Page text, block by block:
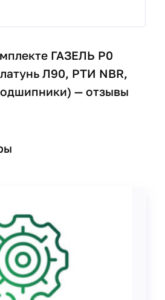
ГАЗЕЛЬ Р0
Л90, РТИ NBR,
— отзывы